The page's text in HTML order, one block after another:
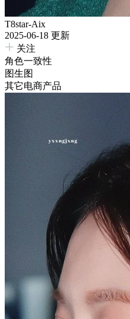
T8star-Aix
2025-06-18 更新
关注
角色一致性
图生图
其它电商产品